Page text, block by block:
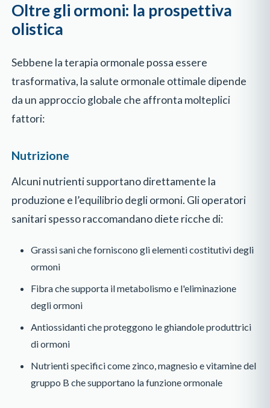
Oltre gli ormoni: la prospettiva
olistica
Sebbene la terapia ormonale possa essere
trasformativa, la salute ormonale ottimale dipende
da un approccio globale che affronta molteplici
fattori:
Nutrizione
Alcuni nutrienti supportano direttamente la
produzione e l’equilibrio degli ormoni. Gli operatori
sanitari spesso raccomandano diete ricche di:
Grassi sani che forniscono gli elementi costitutivi degli
ormoni
Fibra che supporta il metabolismo e l'eliminazione
degli ormoni
Antiossidanti che proteggono le ghiandole produttrici
di ormoni
Nutrienti specifici come zinco, magnesio e vitamine del
gruppo B che supportano la funzione ormonale